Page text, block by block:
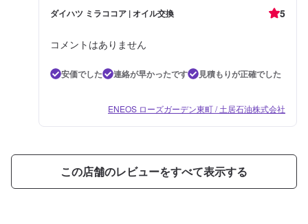
ダイハツ ミラココア | オイル交換 5
コメントはありません
安価でした 連絡が早かったです 見積もりが正確でした
ENEOS ローズガーデン東町 / 土居石油株式会社
この店舗のレビューをすべて表示する